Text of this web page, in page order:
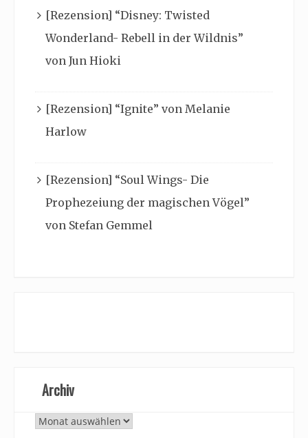
[Rezension] “Disney: Twisted
Wonderland- Rebell in der Wildnis”
von Jun Hioki
[Rezension] “Ignite” von Melanie
Harlow
[Rezension] “Soul Wings- Die
Prophezeiung der magischen Vögel”
von Stefan Gemmel
Archiv
Archiv